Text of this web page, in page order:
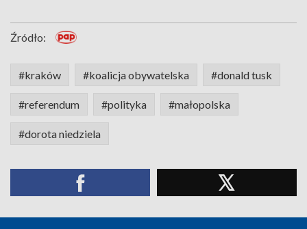
Źródło:
#kraków #koalicja obywatelska #donald tusk
#referendum #polityka #małopolska
#dorota niedziela